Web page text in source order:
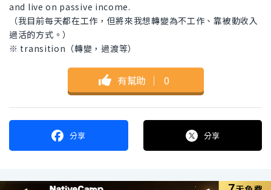
and live on passive income.
（我目前每天都在工作，但將來我想轉變為不工作、靠被動收入
過活的方式。）
※ transition（轉變，過渡等）
有幫助 ｜ 0
分享 分享